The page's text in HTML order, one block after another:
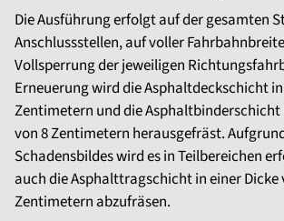
Die Ausführung erfolgt auf der gesamten
Anschlussstellen, auf voller
Vollsperrung der jeweiligen
Erneuerung wird die Asphaltdeckschicht
Zentimetern und die Asphaltbinderschicht
von 8 Zentimetern herausgefräst.
Schadensbildes wird es in Teilbereichen
auch die Asphalttragschicht in einer Dicke
Zentimetern abzufräsen.